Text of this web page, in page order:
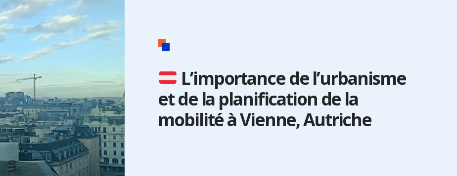
L’importance de l’urbanisme
et de la planification de la
mobilité à Vienne, Autriche